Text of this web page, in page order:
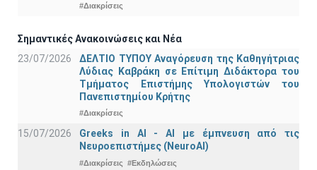
#Διακρίσεις
Σημαντικές Ανακοινώσεις και Νέα
23/07/2026
ΔΕΛΤΙΟ ΤΥΠΟΥ Αναγόρευση της Καθηγήτριας
Λύδιας Καβράκη σε Επίτιμη Διδάκτορα του
Τμήματος Επιστήμης Υπολογιστών του
Πανεπιστημίου Κρήτης
#Διακρίσεις
15/07/2026
Greeks in AI - ΑΙ με έμπνευση από τις
Νευροεπιστήμες (NeuroAI)
#Διακρίσεις #Εκδηλώσεις